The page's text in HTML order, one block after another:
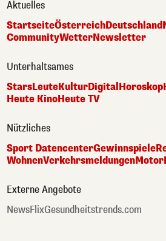
Aktuelles
StartseiteÖsterreichDeutschland
CommunityWetterNewsletter
Unterhaltsames
StarsLeuteKulturDigital Horoskop
Heute KinoHeute TV
Nützliches
Sport DatencenterGewinnspiele
WohnenVerkehrsmeldungenMotor
Externe Angebote
NewsFlixGesundheitstrends.com